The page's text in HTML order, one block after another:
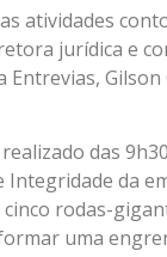
atividades
jurídica e
Entrevias,
das
Integridade da
rodas-
uma